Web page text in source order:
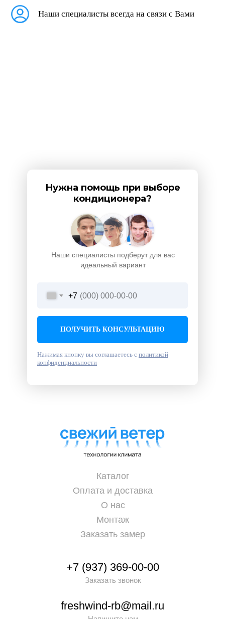
Наши специалисты всегда на связи с Вами
Наши специалисты подберут для вас
идеальный вариант
Нужна помощь при выборе
кондиционера?
+7
ПОЛУЧИТЬ КОНСУЛЬТАЦИЮ
Нажимая кнопку вы соглашаетесь с политикой
конфиденциальности
+7 (937) 369-00-00
Заказать звонок
freshwind-rb@mail.ru
Каталог
Оплата и доставка
О нас
Монтаж
Заказать замер